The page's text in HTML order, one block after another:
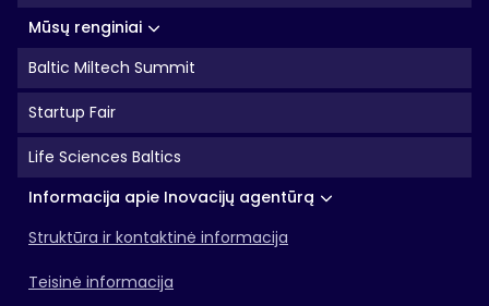
Mūsų renginiai
Baltic Miltech Summit
Startup Fair
Life Sciences Baltics
Informacija apie Inovacijų agentūrą
Struktūra ir kontaktinė informacija
Teisinė informacija